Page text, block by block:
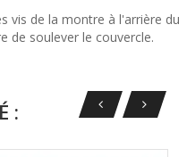
vis de la montre à l'arrière du
de soulever le couvercle.
: